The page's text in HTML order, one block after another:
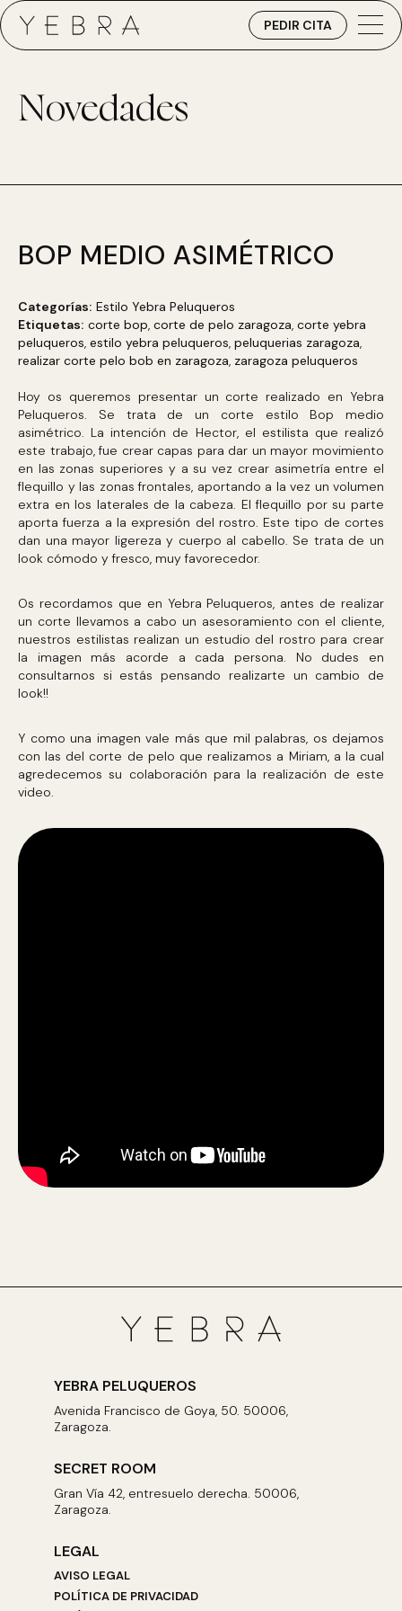
PEDIR CITA
Novedades
BOP MEDIO ASIMÉTRICO
Categorías: Estilo Yebra Peluqueros
Etiquetas: corte bop, corte de pelo zaragoza, corte yebra
peluqueros, estilo yebra peluqueros, peluquerias zaragoza,
realizar corte pelo bob en zaragoza, zaragoza peluqueros
Hoy os queremos presentar un corte realizado en Yebra
Peluqueros. Se trata de un corte estilo Bop medio
asimétrico. La intención de Hector, el estilista que realizó
este trabajo, fue crear capas para dar un mayor movimiento
en las zonas superiores y a su vez crear asimetría entre el
flequillo y las zonas frontales, aportando a la vez un volumen
extra en los laterales de la cabeza. El flequillo por su parte
aporta fuerza a la expresión del rostro. Este tipo de cortes
dan una mayor ligereza y cuerpo al cabello. Se trata de un
look cómodo y fresco, muy favorecedor.
Os recordamos que en Yebra Peluqueros, antes de realizar
un corte llevamos a cabo un asesoramiento con el cliente,
nuestros estilistas realizan un estudio del rostro para crear
la imagen más acorde a cada persona. No dudes en
consultarnos si estás pensando realizarte un cambio de
look!!
Y como una imagen vale más que mil palabras, os dejamos
con las del corte de pelo que realizamos a Miriam, a la cual
agredecemos su colaboración para la realización de este
video.
LEGAL
AVISO LEGAL
POLÍTICA DE PRIVACIDAD
YEBRA PELUQUEROS
Avenida Francisco de Goya, 50. 50006,
Zaragoza.
SECRET ROOM
Gran Vía 42, entresuelo derecha. 50006,
Zaragoza.